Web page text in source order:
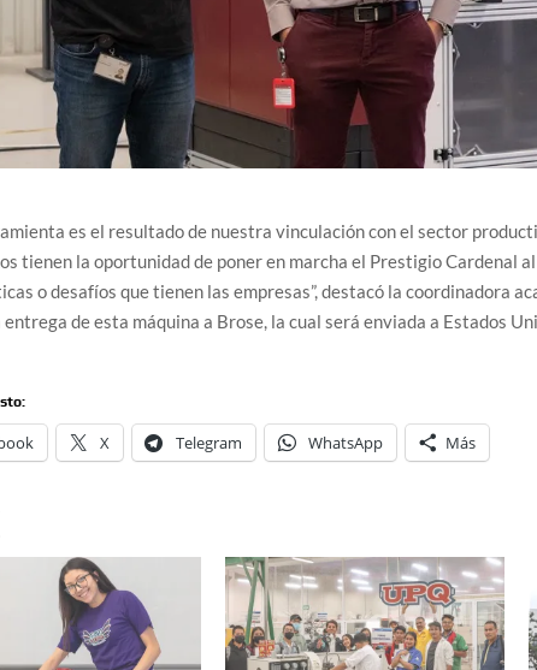
es el resultado de nuestra vinculación con el sector
tienen la oportunidad de poner en marcha el Prestigio Cardenal
o desafíos que tienen las empresas”, destacó la coordinadora
de esta máquina a Brose, la cual será enviada a Estados
X Telegram WhatsApp Más